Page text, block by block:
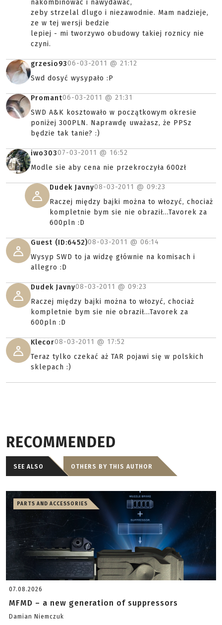
nakombinowac i nawydawac,
zeby strzelal dlugo i niezawodnie. Mam nadzieje,
ze w tej wersji bedzie
lepiej - mi tworzywo obudowy takiej roznicy nie
czyni.
grzesio9306-03-2011 @ 21:12
Swd dosyć wysypało :P
Promant06-03-2011 @ 21:31
SWD A&K kosztowało w początkowym okresie
poniżej 300PLN. Naprawdę uważasz, że PPSz
będzie tak tanie? :)
iwo30307-03-2011 @ 16:52
Modle sie aby cena nie przekroczyła 600zł
Dudek Javny08-03-2011 @ 09:23
Raczej między bajki można to włozyć, chociaż
kompletnie bym sie nie obraził...Tavorek za
600pln :D
Guest (ID:6452)08-03-2011 @ 06:14
Wysyp SWD to ja widzę głównie na komisach i
allegro :D
Dudek Javny08-03-2011 @ 09:23
Raczej między bajki można to włozyć, chociaż
kompletnie bym sie nie obraził...Tavorek za
600pln :D
Klecor08-03-2011 @ 17:52
Teraz tylko czekać aż TAR pojawi się w polskich
sklepach :)
RECOMMENDED
SEE ALSO OTHERS BY THIS AUTHOR
PARTS AND ACCESSORIES
07.08.2026
MFMD – a new generation of suppressors
Damian Niemczuk